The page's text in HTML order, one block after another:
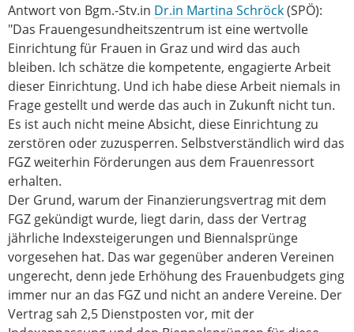
Antwort von Bgm.-Stv.in Dr.in Martina Schröck(SPÖ):
"Das Frauengesundheitszentrum ist eine wertvolle
Einrichtung für Frauen in Graz und wird das auch
bleiben. Ich schätze die kompetente, engagierte Arbeit
dieser Einrichtung. Und ich habe diese Arbeit niemals in
Frage gestellt und werde das auch in Zukunft nicht tun.
Es ist auch nicht meine Absicht, diese Einrichtung zu
zerstören oder zuzusperren. Selbstverständlich wird das
FGZ weiterhin Förderungen aus dem Frauenressort
erhalten.
Der Grund, warum der Finanzierungsvertrag mit dem
FGZ gekündigt wurde, liegt darin, dass der Vertrag
jährliche Indexsteigerungen und Biennalsprünge
vorgesehen hat. Das war gegenüber anderen Vereinen
ungerecht, denn jede Erhöhung des Frauenbudgets ging
immer nur an das FGZ und nicht an andere Vereine. Der
Vertrag sah 2,5 Dienstposten vor, mit der